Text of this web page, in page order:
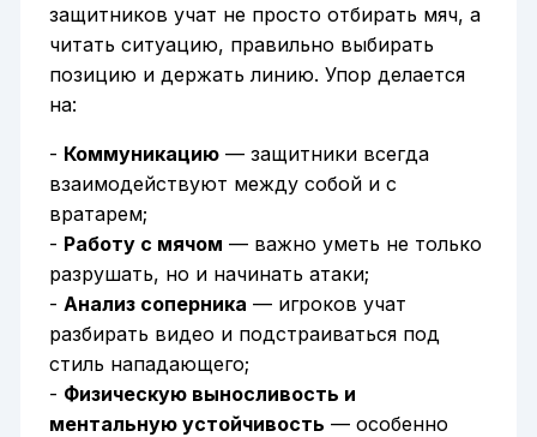
защитников учат не просто отбирать мяч, а
читать ситуацию, правильно выбирать
позицию и держать линию. Упор делается
на:
- Коммуникацию— защитники всегда
взаимодействуют между собой и с
вратарем;
- Работу с мячом — важно уметь не только
разрушать, но и начинать атаки;
- Анализ соперника — игроков учат
разбирать видео и подстраиваться под
стиль нападающего;
- Физическую выносливость и
ментальную устойчивость — особенно